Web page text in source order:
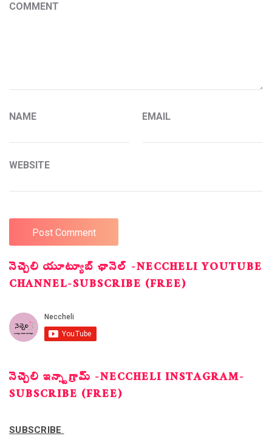
COMMENT
NAME EMAIL
WEBSITE
నెచ్చెలి యూట్యూబ్ ఛానెల్ -NECCHELI YOUTUBE
CHANNEL-SUBSCRIBE (FREE)
నెచ్చెలి ఇన్స్టాగ్రామ్ -NECCHELI INSTAGRAM-
SUBSCRIBE (FREE)
SUBSCRIBE